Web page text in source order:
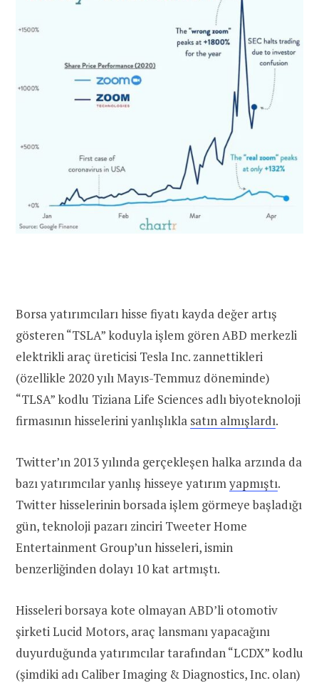
Borsa yatırımcıları hisse fiyatı kayda değer artış
gösteren “TSLA” koduyla işlem gören ABD merkezli
elektrikli araç üreticisi Tesla Inc. zannettikleri
(özellikle 2020 yılı Mayıs-Temmuz döneminde)
“TLSA” kodlu Tiziana Life Sciences adlı biyoteknoloji
firmasının hisselerini yanlışlıkla satın almışlardı.
Twitter’ın 2013 yılında gerçekleşen halka arzında da
bazı yatırımcılar yanlış hisseye yatırımyapmıştı.
Twitter hisselerinin borsada işlem görmeye başladığı
gün, teknoloji pazarı zinciri Tweeter Home
Entertainment Group’un hisseleri, ismin
benzerliğinden dolayı 10 kat artmıştı.
Hisseleri borsaya kote olmayan ABD’li otomotiv
şirketi Lucid Motors, araç lansmanı yapacağını
duyurduğunda yatırımcılar tarafından “LCDX” kodlu
(şimdiki adı Caliber Imaging & Diagnostics, Inc. olan)